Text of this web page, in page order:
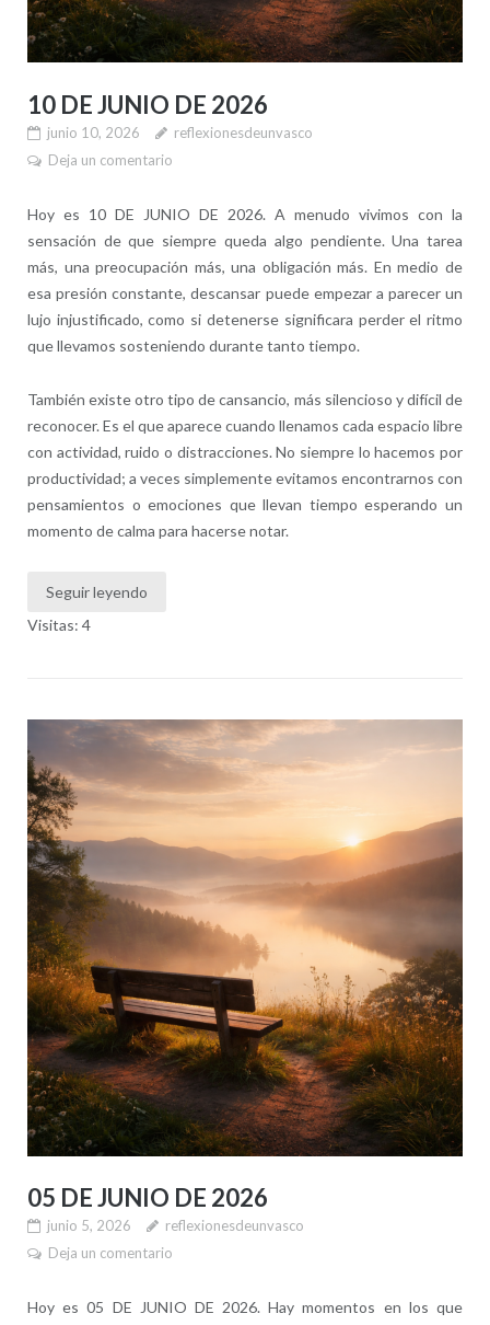
10 DE JUNIO DE 2026
junio 10, 2026
reflexionesdeunvasco
Deja un comentario
Hoy es 10 DE JUNIO DE 2026. A menudo vivimos con la
sensación de que siempre queda algo pendiente. Una tarea
más, una preocupación más, una obligación más. En medio de
esa presión constante, descansar puede empezar a parecer un
lujo injustificado, como si detenerse significara perder el ritmo
que llevamos sosteniendo durante tanto tiempo.
También existe otro tipo de cansancio, más silencioso y difícil de
reconocer. Es el que aparece cuando llenamos cada espacio libre
con actividad, ruido o distracciones. No siempre lo hacemos por
productividad; a veces simplemente evitamos encontrarnos con
pensamientos o emociones que llevan tiempo esperando un
momento de calma para hacerse notar.
Seguir leyendo
Visitas: 4
05 DE JUNIO DE 2026
junio 5, 2026
reflexionesdeunvasco
Deja un comentario
Hoy es 05 DE JUNIO DE 2026. Hay momentos en los que